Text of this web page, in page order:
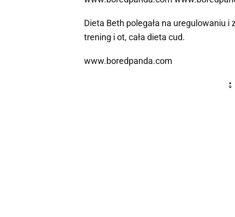
Dieta Beth polegała na uregulowaniu
trening i ot, cała dieta cud.
www.boredpanda.com